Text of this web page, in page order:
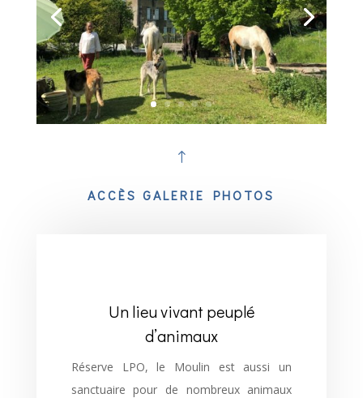
!
ACCÈS GALERIE PHOTOS
Un lieu vivant peuplé
d’animaux
Réserve LPO, le Moulin est aussi un
sanctuaire pour de nombreux animaux